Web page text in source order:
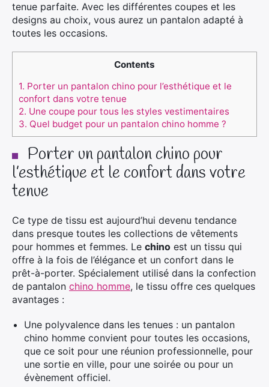
tenue parfaite. Avec les différentes coupes et les
designs au choix, vous aurez un pantalon adapté à
toutes les occasions.
Contents
1. Porter un pantalon chino pour l’esthétique et le
confort dans votre tenue
2. Une coupe pour tous les styles vestimentaires
3. Quel budget pour un pantalon chino homme ?
Porter un pantalon chino pour
l’esthétique et le confort dans votre
tenue
Ce type de tissu est aujourd’hui devenu tendance
dans presque toutes les collections de vêtements
pour hommes et femmes. Le chino est un tissu qui
offre à la fois de l’élégance et un confort dans le
prêt-à-porter. Spécialement utilisé dans la confection
de pantalon chino homme, le tissu offre ces quelques
avantages :
Une polyvalence dans les tenues : un pantalon
chino homme convient pour toutes les occasions,
que ce soit pour une réunion professionnelle, pour
une sortie en ville, pour une soirée ou pour un
évènement officiel.